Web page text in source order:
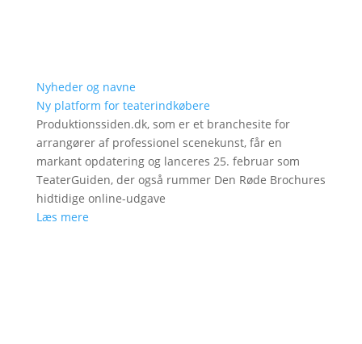
Nyheder og navne
Ny platform for teaterindkøbere
Produktionssiden.dk, som er et branchesite for
arrangører af professionel scenekunst, får en
markant opdatering og lanceres 25. februar som
TeaterGuiden, der også rummer Den Røde Brochures
hidtidige online-udgave
Læs mere